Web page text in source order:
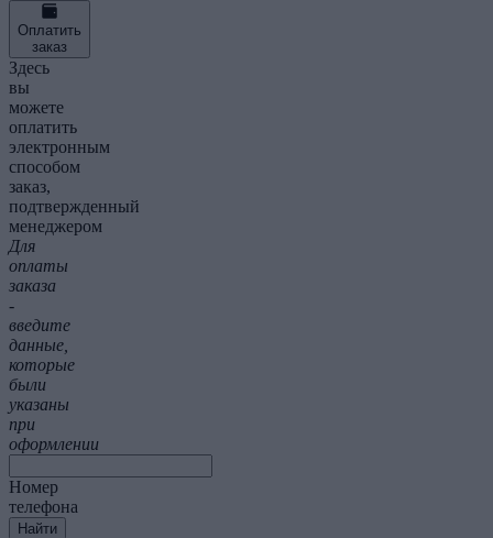
Оплатить
заказ
Здесь
вы
можете
оплатить
электронным
способом
заказ,
подтвержденный
менеджером
Для
оплаты
заказа
-
введите
данные,
которые
были
указаны
при
оформлении
Номер
телефона
Найти